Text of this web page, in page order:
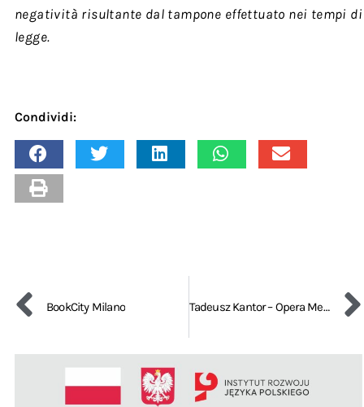
negatività risultante dal tampone effettuato nei tempi di
legge.
Condividi:
BookCity Milano Tadeusz Kantor – Opera Memoria Umanità